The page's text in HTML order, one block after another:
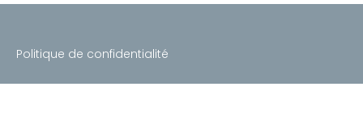
Politique de confidentialité